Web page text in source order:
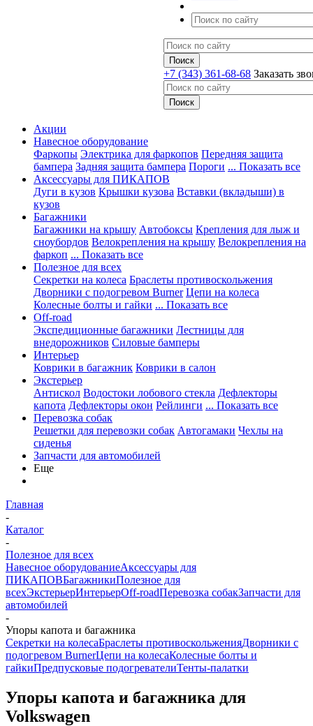
+7 (343) 361-68-68 Заказать
Акции
Навесное оборудование
Фаркопы Электрика для фаркопов Передняя защита
бампера Задняя защита бампера Пороги ... Показать все
Аксессуары для ПИКАПОВ
Дуги в кузов Крышки кузова Вставки (вкладыши) в
кузов
Багажники
Багажники на крышу Автобоксы Крепления для лыж и
сноубордов Велокрепления на крышу Велокрепления на
фаркоп ... Показать все
Полезное для всех
Секретки на колеса Браслеты противоскольжения
Дворники с подогревом Burner Цепи на колеса
Колесные болты и гайки ... Показать все
Off-road
Экспедиционные багажники Лестницы для
внедорожников Силовые бамперы
Интерьер
Коврики в багажник Коврики в салон
Экстерьер
Антискол Водостоки лобового стекла Дефлекторы
капота Дефлекторы окон Рейлинги ... Показать все
Перевозка собак
Решетки для перевозки собак Автогамаки Чехлы на
сиденья
Запчасти для автомобилей
Еще
Главная
-
Каталог
-
Полезное для всех
Навесное оборудованиеАксессуары для
ПИКАПОВБагажникиПолезное для
всехЭкстерьерИнтерьерOff-roadПеревозка собакЗапчасти для
автомобилей
-
Упоры капота и багажника
Секретки на колесаБраслеты противоскольженияДворники с
подогревом BurnerЦепи на колесаКолесные болты и
гайкиПредпусковые подогревателиТенты-палатки
Упоры капота и багажника для
Volkswagen